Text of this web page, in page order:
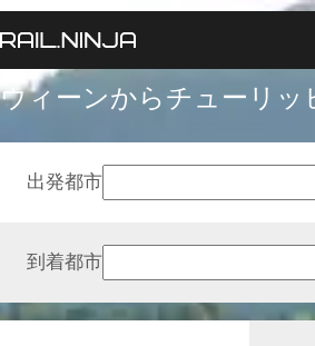
ウィーンからチューリッ
出発都市
到着都市